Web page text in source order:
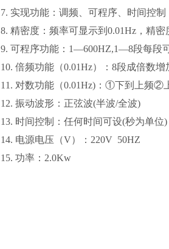
7. 实现功能：调频、可程序、时间控制
8. 精密度：频率可显示到0.01Hz，精密
9. 可程序功能：1—600HZ,1—8段每段
10. 倍频功能（0.01Hz）：8段成倍
11. 对数功能（0.01Hz)：①下到上频②
12. 振动波形：正弦波(半波/全波)
13. 时间控制：任何时间可设(秒为单位)
14. 电源电压（V）：220V 50HZ
15. 功率：2.0Kw